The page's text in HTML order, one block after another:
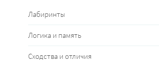
Лабиринты
Логика и память
Сходства и отличия